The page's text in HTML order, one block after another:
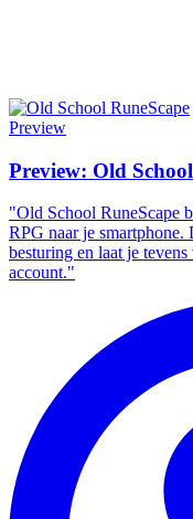
Preview
Preview: Old
"Old School RuneScape
RPG naar je smartphone.
besturing en laat je
account."